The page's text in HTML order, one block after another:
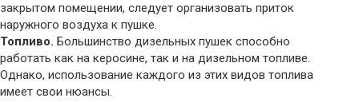
закрытом помещении, следует организовать приток
наружного воздуха к пушке.
Топливо. Большинство дизельных пушек способно
работать как на керосине, так и на дизельном топливе.
Однако, использование каждого из этих видов топлива
имеет свои нюансы.